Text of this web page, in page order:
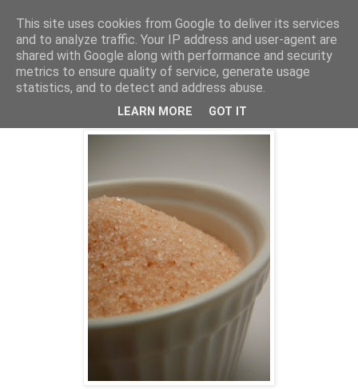
csütörtök, január 31, 2013
Konyhai praktika ekcémás bőrre, de
arcradírnak is tökéletes
This site uses cookies from Google to deliver its services
and to analyze traffic. Your IP address and user-agent are
shared with Google along with performance and security
metrics to ensure quality of service, generate usage
statistics, and to detect and address abuse.
LEARN MORE GOT IT